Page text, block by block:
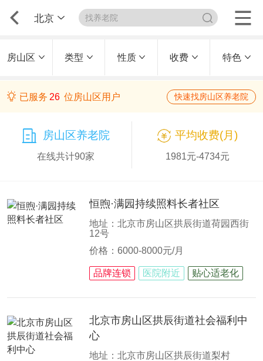
北京
房山区 类型 性质 收费 特色
已服务 26 位房山区用户 快速找房山区养老院
房山区养老院
在线共计90家
平均收费(月)
1981元-4734元
恒煦·满园持续照料长者社区
地址：北京市房山区拱辰街道荷园西街
12号
价格：6000-8000元/月
品牌连锁 医院附近 贴心适老化
北京市房山区拱辰街道社会福利中
心
地址：北京市房山区拱辰街道梨村